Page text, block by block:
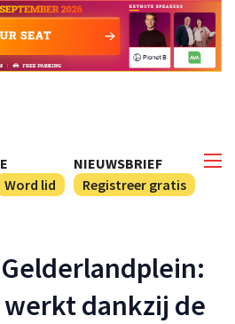
NIEUWSBRIEF
Registreer gratis
Word lid
dankzij de